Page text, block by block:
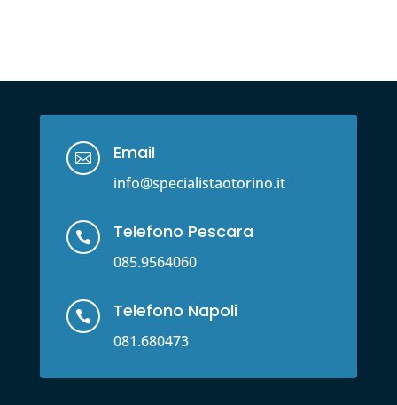
 Email
info@specialistaotorino.it
 Telefono Pescara
085.9564060
 Telefono Napoli
081.680473